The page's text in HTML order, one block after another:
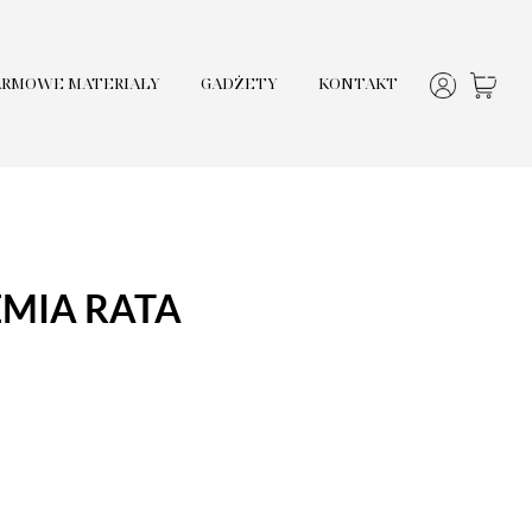
MATERIAŁY GADŻETY KONTAKT
RATA